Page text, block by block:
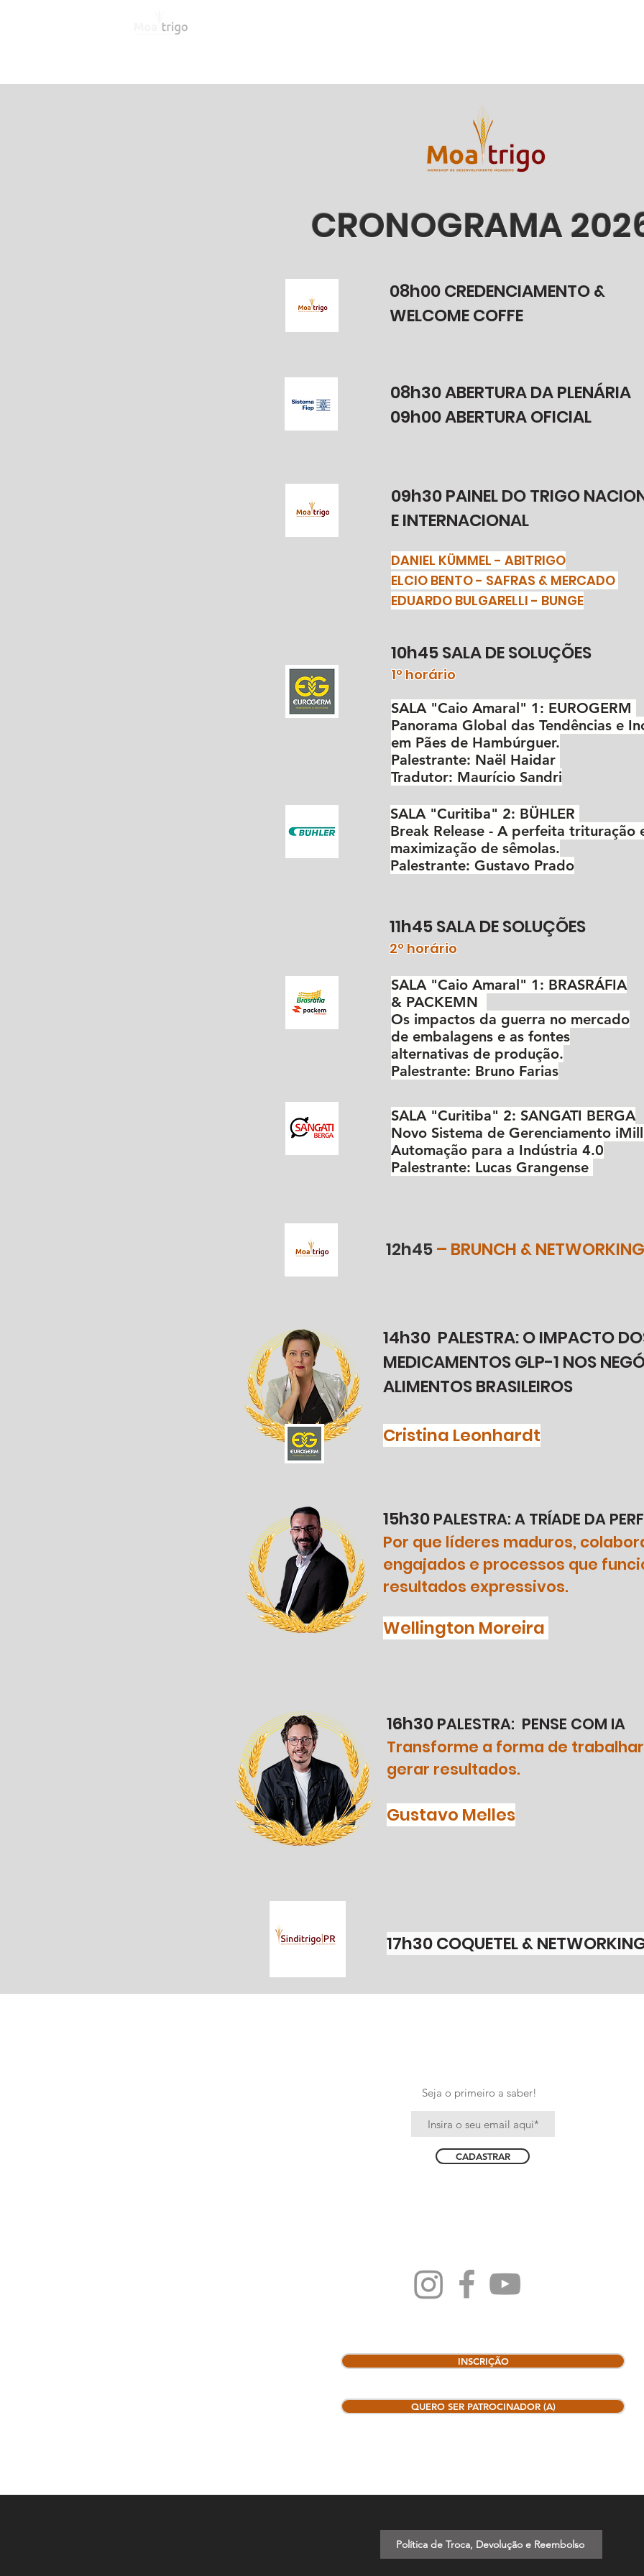
CRONOGRAMA
08h00 CREDENCIAMENTO &
WELCOME COFFE
08h30 ABERTURA DA PLENÁRIA
09h00 ABERTURA OFICIAL
09h30 PAINEL DO TRIGO
E INTERNACIONAL
DANIEL KÜMMEL - ABITRIGO
ELCIO BENTO - SAFRAS & MERCADO
EDUARDO BULGARELLI - BUNGE
10h45 SALA DE SOLUÇÕES
1º horário
SALA "Caio Amaral" 1: EUROGERM
Panorama Global das Tendências e
em Pães de Hambúrguer.
Palestrante: Naël Haidar
Tradutor: Maurício Sandri
SALA "Curitiba" 2: BÜHLER
Break Release - A perfeita trituração
maximização de sêmolas.
Palestrante: Gustavo Prado
11h45 SALA DE SOLUÇÕES
2º horário
SALA "Caio Amaral" 1: BRASRÁFIA
& PACKEMN
Os impactos da guerra no mercado
de embalagens e as fontes
alternativas de produção.
Palestrante: Bruno Farias
SALA "Curitiba" 2: SANGATI BERGA
Novo Sistema de Gerenciamento
Automação para a Indústria 4.0
Palestrante: Lucas Grangense
12h45– BRUNCH & NETWORKING
14h30 PALESTRA: O IMPACTO
MEDICAMENTOS GLP-1 NOS
ALIMENTOS BRASILEIROS
Cristina Leonhardt
15h30 PALESTRA: A TRÍADE DA
Por que líderes maduros,
engajados e processos que
resultados expressivos.
Wellington Moreira
16h30 PALESTRA: PENSE COM IA
Transforme a forma de
gerar resultados.
Gustavo Melles
17h30COQUETEL &
Seja o primeiro a saber!
CADASTRAR
INSCRIÇÃO
QUERO SER PATROCINADOR (A)
Política de Troca, Devolução e Reembolso